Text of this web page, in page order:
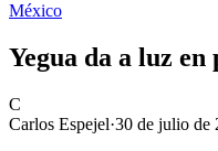
México
Yegua da a luz
C
Carlos Espejel·30 de julio de